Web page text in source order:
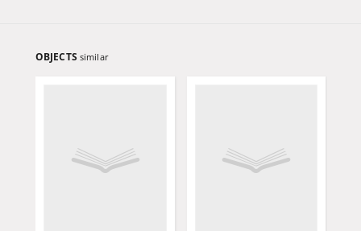
OBJECTS similar